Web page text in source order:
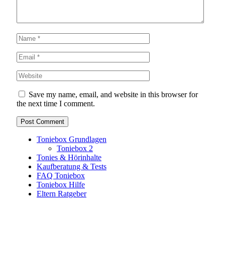
Save my name, email, and website in this browser for
the next time I comment.
Toniebox Grundlagen
Toniebox 2
Tonies & Hörinhalte
Kaufberatung & Tests
FAQ Toniebox
Toniebox Hilfe
Eltern Ratgeber